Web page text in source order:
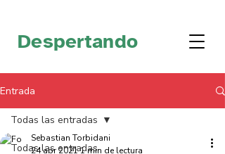
Despertando
Entrada
Todas las entradas
Todas las entradas
Sebastian Torbidani
24 abr 20211 min de lectura